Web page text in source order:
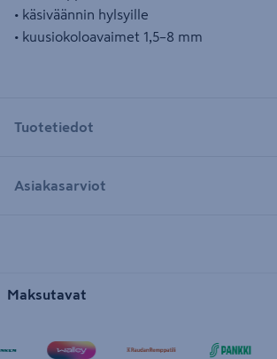
• käsiväännin hylsyille
• kuusiokoloavaimet 1,5–8 mm
Tuotetiedot
Asiakasarviot
Maksutavat